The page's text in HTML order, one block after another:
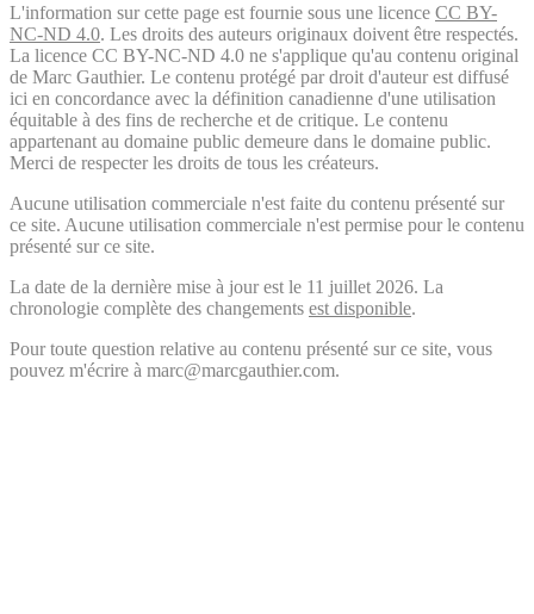
L'information sur cette page est fournie sous une licence CC BY-
NC-ND 4.0. Les droits des auteurs originaux doivent être respectés.
La licence CC BY-NC-ND 4.0 ne s'applique qu'au contenu original
de Marc Gauthier. Le contenu protégé par droit d'auteur est diffusé
ici en concordance avec la définition canadienne d'une utilisation
équitable à des fins de recherche et de critique. Le contenu
appartenant au domaine public demeure dans le domaine public.
Merci de respecter les droits de tous les créateurs.
Aucune utilisation commerciale n'est faite du contenu présenté sur
ce site. Aucune utilisation commerciale n'est permise pour le contenu
présenté sur ce site.
La date de la dernière mise à jour est le 11 juillet 2026. La
chronologie complète des changements est disponible.
Pour toute question relative au contenu présenté sur ce site, vous
pouvez m'écrire à marc@marcgauthier.com.